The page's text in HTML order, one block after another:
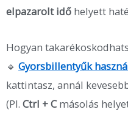
elpazarolt idő helyett
Hogyan
🔹 Gyorsbillentyűk
kattintasz, annál
(Pl. Ctrl + Cmásolás